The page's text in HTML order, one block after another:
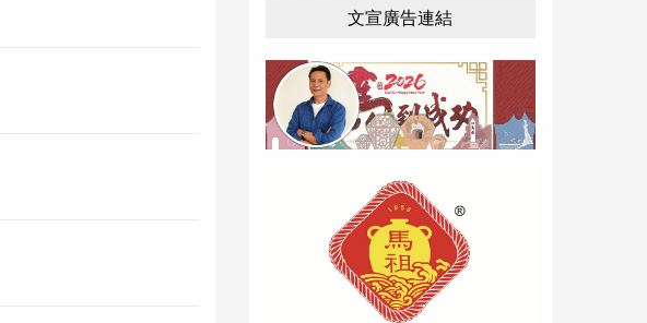
文宣廣告連結